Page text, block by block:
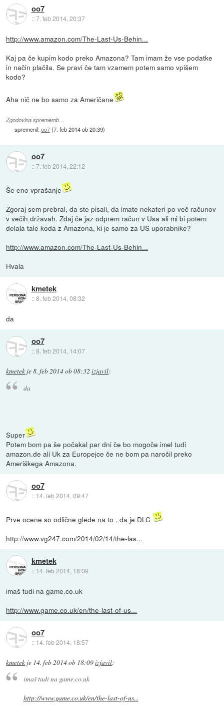
oo7
::7. feb 2014, 20:37
http://www.amazon.com/The-Last-Us-Behin...
Kaj pa če kupim kodo preko Amazona? Tam imam že vse podatke
in način plačila. Se pravi če tam vzamem potem samo vpišem
kodo?
Aha nič ne bo samo za Američane
Zgodovina sprememb…
spremenil:oo7(7. feb 2014 ob 20:39)
oo7
::7. feb 2014, 22:12
Še eno vprašanje
Zgoraj sem prebral, da ste pisali, da imate nekateri po več računov
v večih državah. Zdaj če jaz odprem račun v Usa ali mi bi potem
delala tale koda z Amazona, ki je samo za US uporabnike?
http://www.amazon.com/The-Last-Us-Behin...
Hvala
kmetek
::8. feb 2014, 08:32
da
oo7
::8. feb 2014, 14:07
kmetek je8. feb 2014 ob 08:32 izjavil:
da
Super
Potem bom pa še počakal par dni če bo mogoče imel tudi
amazon.de ali Uk za Europejce če ne bom pa naročil preko
Ameriškega Amazona.
oo7
:: 14. feb 2014, 09:47
Prve ocene so odlične glede na to , da je DLC
http://www.vg247.com/2014/02/14/the-las...
kmetek
:: 14. feb 2014, 18:09
imaš tudi na game.co.uk
http://www.game.co.uk/en/the-last-of-us...
oo7
:: 14. feb 2014, 18:57
kmetek je 14. feb 2014 ob 18:09izjavil:
imaš tudi na game.co.uk
http://www.game.co.uk/en/the-last-of-us...